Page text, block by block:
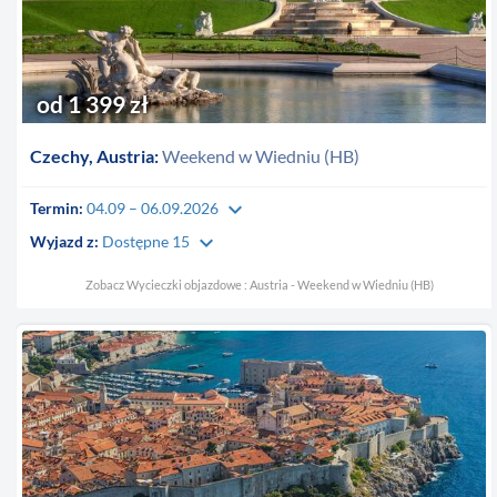
Czechy, Austria:Weekend w Wiedniu (HB)
od 1 399 zł
Termin: 04.09 – 06.09.2026 keyboard_arrow_down
Wyjazd z: Dostępne 15 keyboard_arrow_down
Zobacz Wycieczki objazdowe : Austria - Weekend w Wiedniu (HB)